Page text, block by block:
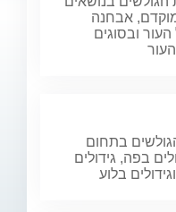
מוקדם, אבחנה
ובסוגים
בתחום
בפה, גידולים
בלוע